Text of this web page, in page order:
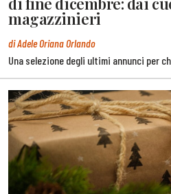
magazzinieri
di Adele Oriana Orlando
Una selezione degli ultimi annunci per